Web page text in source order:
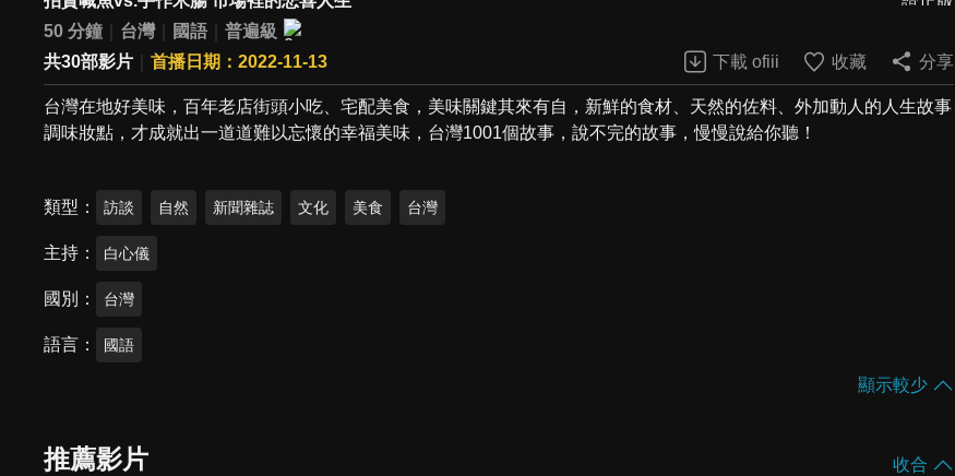
50 分鐘
台灣 國語
普遍級
共30部影片
首播日期：2022-11-13 下載 ofiii 收藏 分享
台灣在地好美味，百年老店街頭小吃、宅配美食，美味關鍵其來有自，新鮮的食材、天然的佐料、外加動人的人生故事
調味妝點，才成就出一道道難以忘懷的幸福美味，台灣1001個故事，說不完的故事，慢慢說給你聽！
類型 訪談 自然 新聞雜誌 文化 美食 台灣
主持 白心儀
國別 台灣
語言 國語
顯示較少
推薦影片 收合